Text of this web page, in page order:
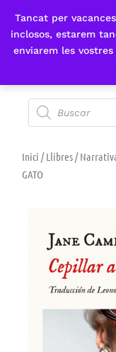
Tancat per
inclosos, estarem
enviarem les
Fes-te'n
Inici /Llibres/
GATO